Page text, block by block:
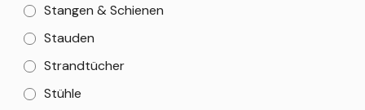
Stangen & Schienen
Stauden
Strandtücher
Stühle